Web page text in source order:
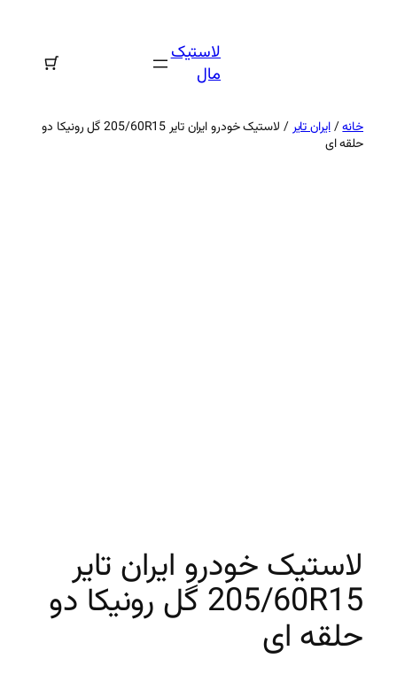
لاستیک
مال
خانه/ایران تایر
/ لاستیک خودرو ایران تایر 205/60R15 گل رونیکا دو
حلقه ای
لاستیک خودرو ایران تایر
205/60R15 گل رونیکا دو
حلقه ای